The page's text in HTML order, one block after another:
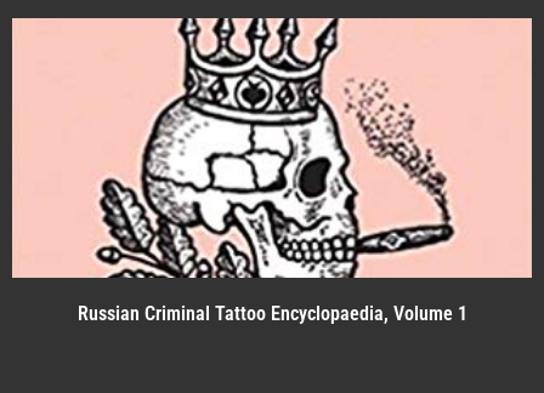
Russian Criminal Tattoo Encyclopaedia, Volume 1